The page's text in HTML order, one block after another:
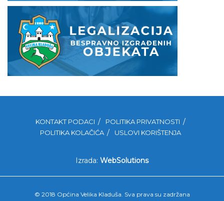
KONTAKT PODACI
POLITIKA PRIVATNOSTI
POLITIKA KOLAČIĆA
USLOVI KORIŠTENJA
Izrada: WebSolutions
© 2018 Općina Velika Kladuša. Sva prava su zadržana